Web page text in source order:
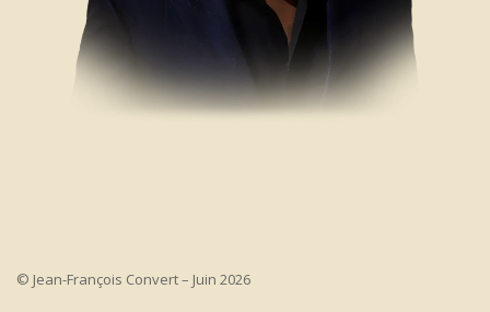
© Jean-François Convert – Juin 2026